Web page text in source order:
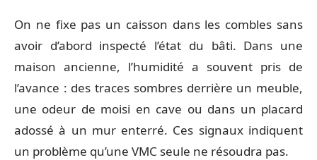
On ne fixe pas un caisson dans les combles sans
avoir d’abord inspecté l’état du bâti. Dans une
maison ancienne, l’humidité a souvent pris de
l’avance : des traces sombres derrière un meuble,
une odeur de moisi en cave ou dans un placard
adossé à un mur enterré. Ces signaux indiquent
un problème qu’une VMC seule ne résoudra pas.